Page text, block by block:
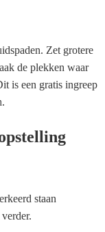
Zet grotere
de plekken waar
is een gratis ingreep
staan